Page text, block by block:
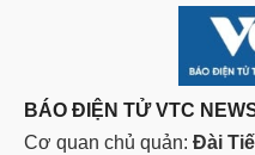
BÁO ĐIỆN TỬ VTC
Cơ quan chủ quản: Đài